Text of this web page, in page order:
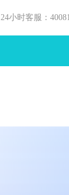
24小时客服：